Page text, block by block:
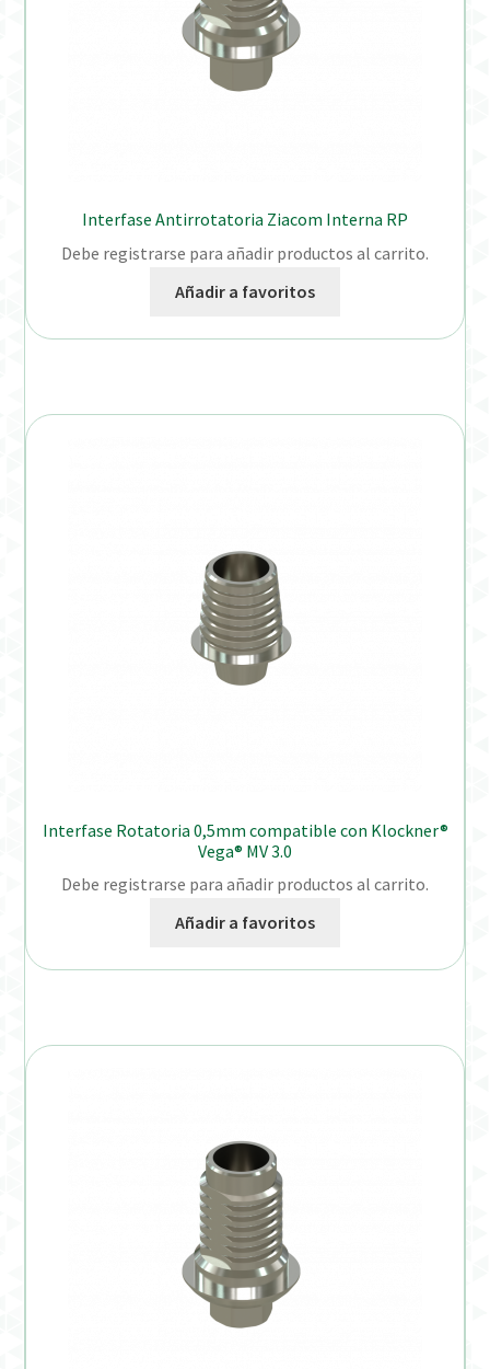
Interfase Antirrotatoria Ziacom Interna RP
Debe registrarse para añadir productos al carrito.
Añadir a favoritos
Interfase Rotatoria 0,5mm compatible con Klockner®
Vega® MV 3.0
Debe registrarse para añadir productos al carrito.
Añadir a favoritos